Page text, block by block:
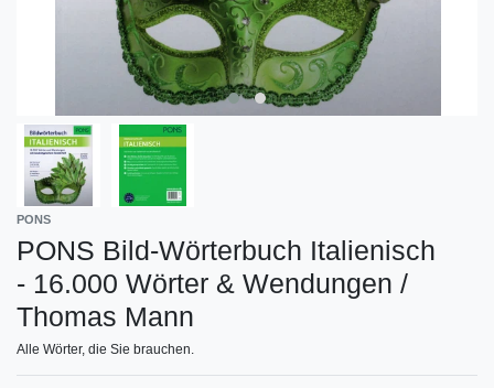
PONS
PONS Bild-Wörterbuch Italienisch
- 16.000 Wörter & Wendungen /
Thomas Mann
Alle Wörter, die Sie brauchen.